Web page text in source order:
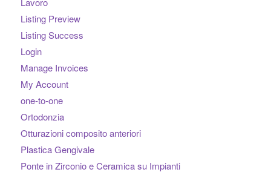
Listing Preview
Listing Success
Login
Manage Invoices
My Account
one-to-one
Ortodonzia
Otturazioni composito anteriori
Plastica Gengivale
Ponte in Zirconio e Ceramica su Impianti